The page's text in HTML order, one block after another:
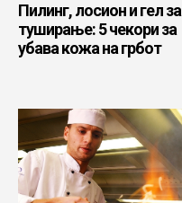
Пилинг, лосион и гел за
туширање: 5 чекори за
убава кожа на грбот